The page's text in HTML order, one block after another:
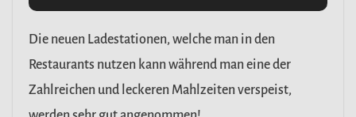
Die neuen Ladestationen, welche man in den
Restaurants nutzen kann während man eine der
Zahlreichen und leckeren Mahlzeiten verspeist,